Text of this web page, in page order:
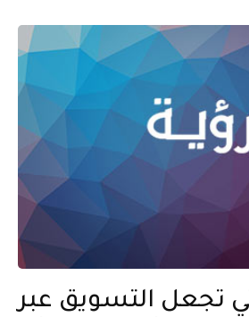
تجعل التسويق عبر